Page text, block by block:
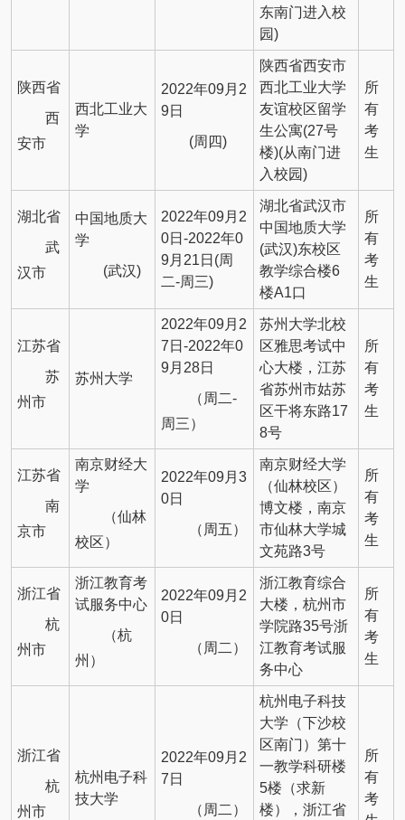
东南门进入校
园)
陕西省
西
安市
西北工业大
学
2022年09月2
9日
(周四)
陕西省西安市
西北工业大学
友谊校区留学
生公寓(27号
楼)(从南门进
入校园)
所
有
考
生
湖北省
武
汉市
中国地质大
学
(武汉)
2022年09月2
0日-2022年0
9月21日(周
二-周三)
湖北省武汉市
中国地质大学
(武汉)东校区
教学综合楼6
楼A1口
所
有
考
生
江苏省
苏
州市
苏州大学
2022年09月2
7日-2022年0
9月28日
（周二-
周三）
苏州大学北校
区雅思考试中
心大楼，江苏
省苏州市姑苏
区干将东路17
8号
所
有
考
生
江苏省
南
京市
南京财经大
学
（仙林
校区）
2022年09月3
0日
（周五）
南京财经大学
（仙林校区）
博文楼，南京
市仙林大学城
文苑路3号
所
有
考
生
浙江省
杭
州市
浙江教育考
试服务中心
（杭
州）
2022年09月2
0日
（周二）
浙江教育综合
大楼，杭州市
学院路35号浙
江教育考试服
务中心
所
有
考
生
浙江省
杭
州市
杭州电子科
技大学
2022年09月2
7日
（周二）
杭州电子科技
大学（下沙校
区南门）第十
一教学科研楼
5楼（求新
楼），浙江省
所
有
考